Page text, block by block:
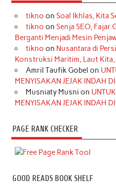
tikno on Soal Ikhlas, Kita
tikno on Senja SEO, Fajar
Berganti Menjadi Mesin
tikno on Nusantara di
Konstruksi Maritim, Laut Kita,
Amril Taufik Gobel on
MENYISAKAN JEJAK INDAH
Musniaty Musni on
MENYISAKAN JEJAK INDAH
PAGE RANK CHECKER
GOOD READS BOOK SHELF